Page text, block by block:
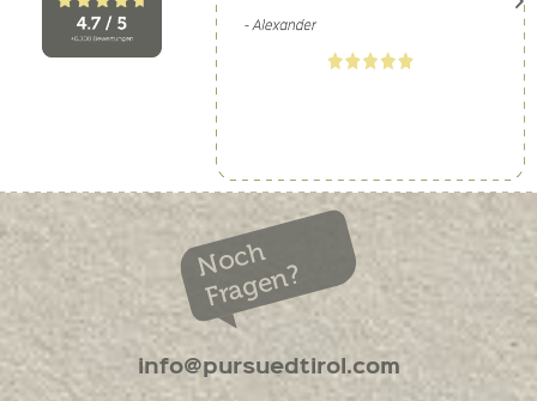
Noch
Fragen?
info@pursuedtirol.com